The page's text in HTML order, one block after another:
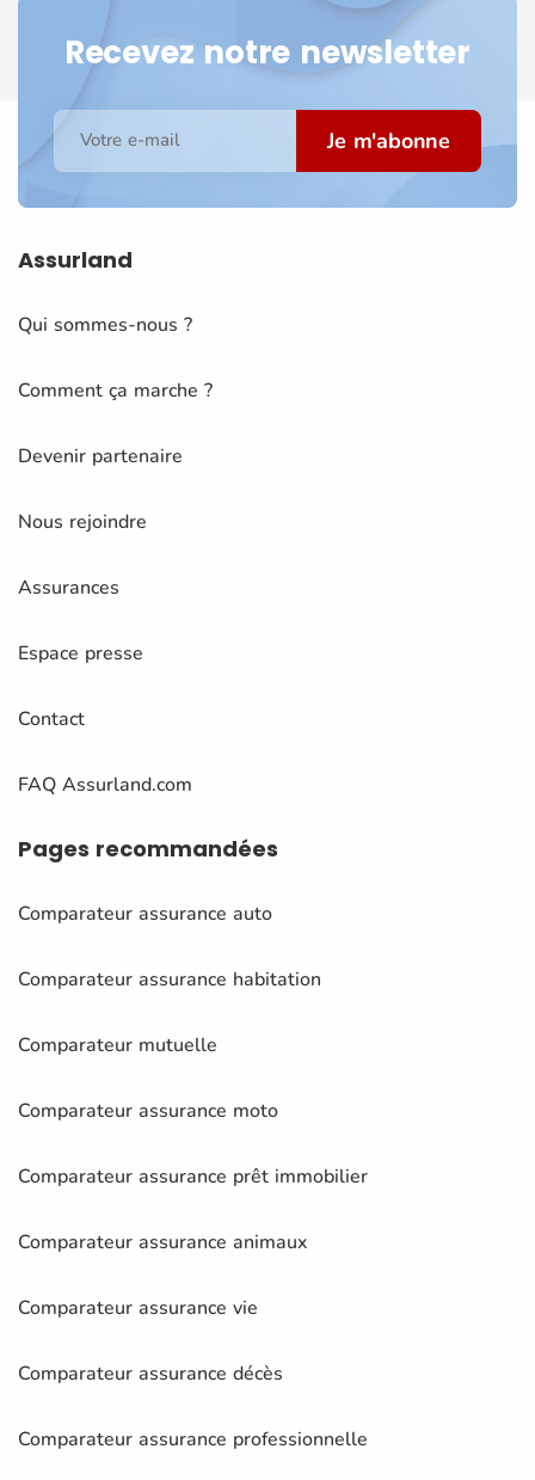
Recevez notre newsletter
Votre e-mail Je m'abonne
Assurland
Qui sommes-nous ?
Comment ça marche ?
Devenir partenaire
Nous rejoindre
Assurances
Espace presse
Contact
FAQ Assurland.com
Pages recommandées
Comparateur assurance auto
Comparateur assurance habitation
Comparateur mutuelle
Comparateur assurance moto
Comparateur assurance prêt immobilier
Comparateur assurance animaux
Comparateur assurance vie
Comparateur assurance décès
Comparateur assurance professionnelle